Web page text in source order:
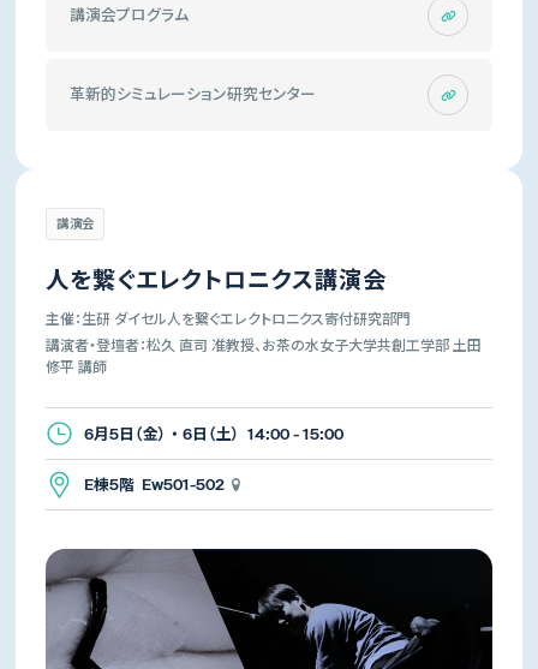
講演会・演奏会 体験イベント・展覧会
講演会プログラム
革新的シミュレーション研究センター
講演会
人を繋ぐエレクトロニクス講演会
主催：生研 ダイセル人を繋ぐエレクトロニクス寄付研究部門
講演者・登壇者：松久 直司 准教授、お茶の水女子大学共創工学部 土田
修平 講師
6月5日（金） ・ 6日（土） 14:00 - 15:00
E棟5階 Ew501-502